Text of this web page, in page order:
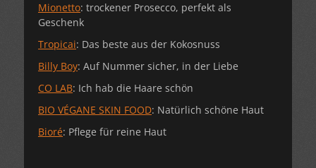
Mionetto: trockener Prosecco, perfekt als
Geschenk
Tropicai: Das beste aus der Kokosnuss
Billy Boy: Auf Nummer sicher, in der Liebe
CO LAB: Ich hab die Haare schön
BIO VÉGANE SKIN FOOD: Natürlich schöne Haut
Bioré: Pflege für reine Haut